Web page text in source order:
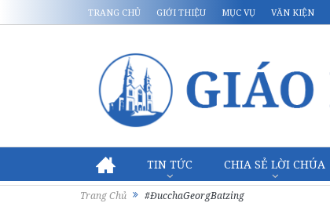
TRANG CHỦ GIỚI THIỆU MỤC VỤ VĂN KIỆN
TIN TỨC CHIA SẺ LỜI CHÚA
Trang Chủ #ĐucchaGeorgBatzing